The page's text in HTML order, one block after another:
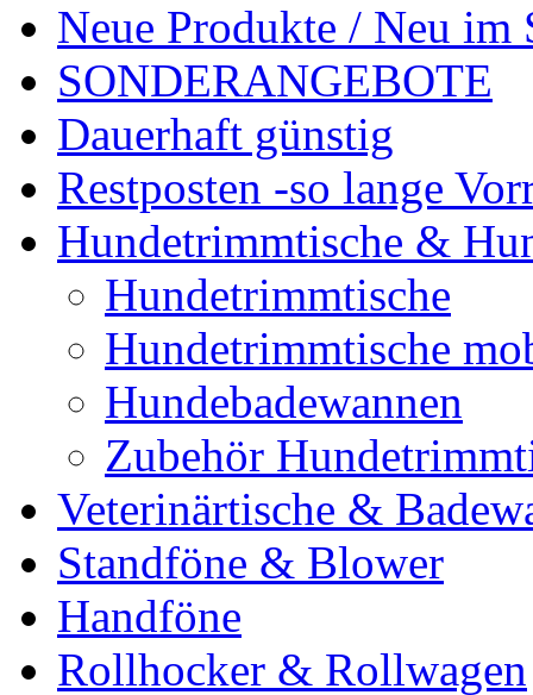
Neue Produkte / Neu im
SONDERANGEBOTE
Dauerhaft günstig
Restposten -so lange
Hundetrimmtische &
Hundetrimmtische
Hundetrimmtische
Hundebadewannen
Zubehör
Veterinärtische &
Standföne & Blower
Handföne
Rollhocker & Rollwagen